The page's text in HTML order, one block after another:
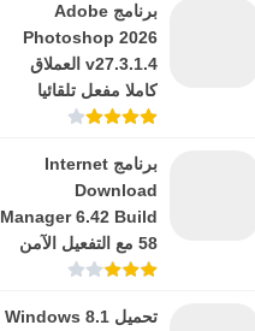
برنامج Adobe
Photoshop 2026
v27.3.1.4 العملاق
كاملا مفعل تلقائيا
برنامج Internet
Download
Manager 6.42 Build
58 مع التفعيل الآمن
تحميل Windows 8.1